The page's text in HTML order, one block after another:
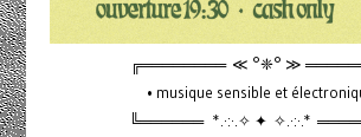
╔════════ ≪ °❈° ≫
• musique sensible et
╚══════ *.·:·.✧ ✦ ✧.·:·.*